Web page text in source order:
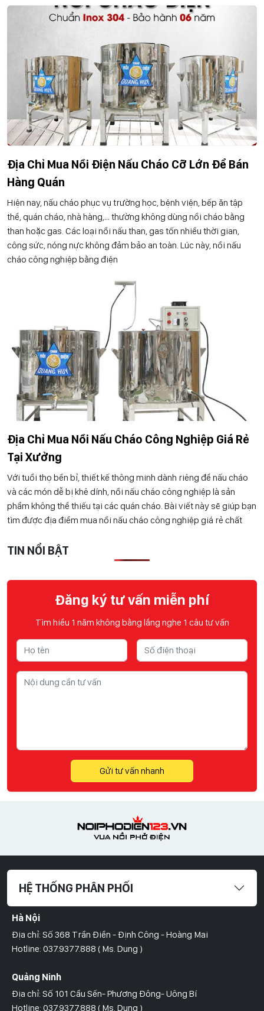
Địa Chỉ Mua Nồi Điện Nấu Cháo Cỡ Lớn Để Bán
Hàng Quán
Hiện nay, nấu cháo phục vụ trường học, bệnh viện, bếp ăn tập
thể, quán cháo, nhà hàng,… thường không dùng nồi cháo bằng
than hoặc gas. Các loại nồi nấu than, gas tốn nhiều thời gian,
công sức, nóng nực không đảm bảo an toàn. Lúc này, nồi nấu
cháo công nghiệp bằng điện
Địa Chỉ Mua Nồi Nấu Cháo Công Nghiệp Giá Rẻ
Tại Xưởng
Với tuổi thọ bền bỉ, thiết kế thông minh dành riêng để nấu cháo
và các món dễ bị khê dính, nồi nấu cháo công nghiệp là sản
phẩm không thể thiếu tại các quán cháo. Bài viết này sẽ giúp bạn
tìm được địa điểm mua nồi nấu cháo công nghiệp giá rẻ chất
TIN NỔI BẬT
Đăng ký tư vấn miễn phí
Tìm hiểu 1 năm không bằng lắng nghe 1 câu tư vấn
Gửi tư vấn nhanh
HỆ THỐNG PHÂN PHỐI
Hà Nội
Địa chỉ: Số 368 Trần Điền - Định Công - Hoàng Mai
Hotline: 037.9377.888 ( Ms. Dung )
Quảng Ninh
Địa chỉ: Số 101 Cầu Sến- Phương Đông- Uông Bí
Hotline: 037.9377.888 ( Ms. Dung )